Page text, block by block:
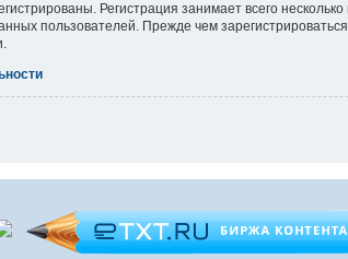
Регистрация занимает всего
пользователей. Прежде чем